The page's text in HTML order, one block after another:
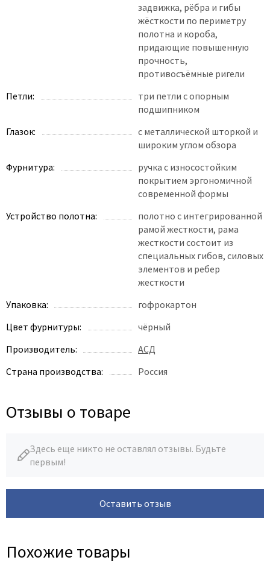
задвижка, рёбра и гибы
жёсткости по периметру
полотна и короба,
придающие повышенную
прочность,
противосъёмные ригели
Петли:
три петли с опорным
подшипником
Глазок:
с металлической шторкой и
широким углом обзора
Фурнитура:
ручка с износостойким
покрытием эргономичной
современной формы
Устройство полотна:
полотно с интегрированной
рамой жесткости, рама
жесткости состоит из
специальных гибов, силовых
элементов и ребер
жесткости
Упаковка:
гофрокартон
Цвет фурнитуры:
чёрный
Производитель:
АСД
Страна производства:
Россия
Отзывы о товаре
Здесь еще никто не оставлял отзывы. Будьте
первым!
Оставить отзыв
Похожие товары